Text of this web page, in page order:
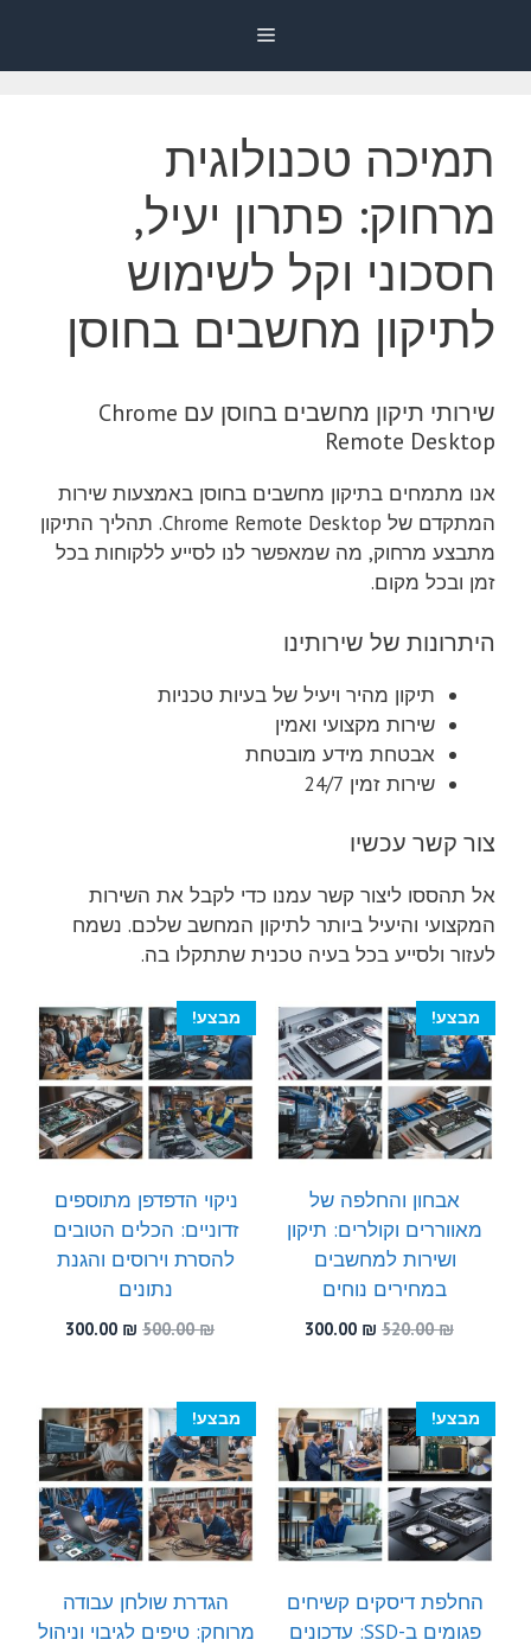
Menu
תמיכה טכנולוגית
מרחוק: פתרון יעיל,
חסכוני וקל לשימוש
לתיקון מחשבים בחוסן
שירותי תיקון מחשבים בחוסן עם Chrome
Remote Desktop
אנו מתמחים בתיקון מחשבים בחוסן באמצעות שירות
המתקדם של Chrome Remote Desktop. תהליך התיקון
מתבצע מרחוק, מה שמאפשר לנו לסייע ללקוחות בכל
זמן ובכל מקום.
היתרונות של שירותינו
תיקון מהיר ויעיל של בעיות טכניות
שירות מקצועי ואמין
אבטחת מידע מובטחת
שירות זמין 24/7
צור קשר עכשיו
אל תהססו ליצור קשר עמנו כדי לקבל את השירות
המקצועי והיעיל ביותר לתיקון המחשב שלכם. נשמח
לעזור ולסייע בכל בעיה טכנית שתתקלו בה.
מבצע!
אבחון והחלפה של
מאווררים וקולרים: תיקון
ושירות למחשבים
במחירים נוחים
520.00₪
המחיר
520.00 ₪.
300.00 ₪
300.00 ₪.
מבצע!
ניקוי הדפדפן מתוספים
זדוניים: הכלים הטובים
להסרת וירוסים והגנת
נתונים
500.00₪
המחיר
500.00 ₪.
300.00 ₪
המחיר
300.00 ₪.
מבצע!
החלפת דיסקים קשיחים
פגומים ב-SSD: עדכונים
מבצע!
הגדרת שולחן עבודה
מרוחק: טיפים לגיבוי וניהול